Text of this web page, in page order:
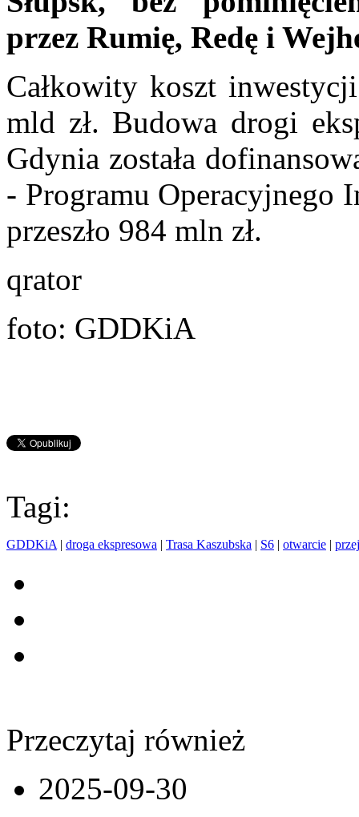
przez Rumię, Redę i
Całkowity koszt
mld zł. Budowa drogi
Gdynia została
- Programu Operacyjnego
przeszło 984 mln zł.
qrator
foto: GDDKiA
Tagi:
GDDKiA | droga ekspresowa | Trasa Kaszubska | S6 | otwarcie |
Przeczytaj również
2025-09-30